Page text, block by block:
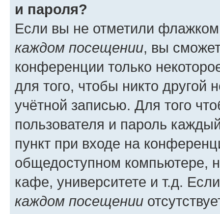
и пароля?
Если вы не отметили
каждом посещении, вы
конференции только
для того, чтобы никто другой
учётной записью. Для того
пользователя и пароль
пункт при входе на
общедоступном компьютере,
кафе, университете и т.д.
каждом посещении